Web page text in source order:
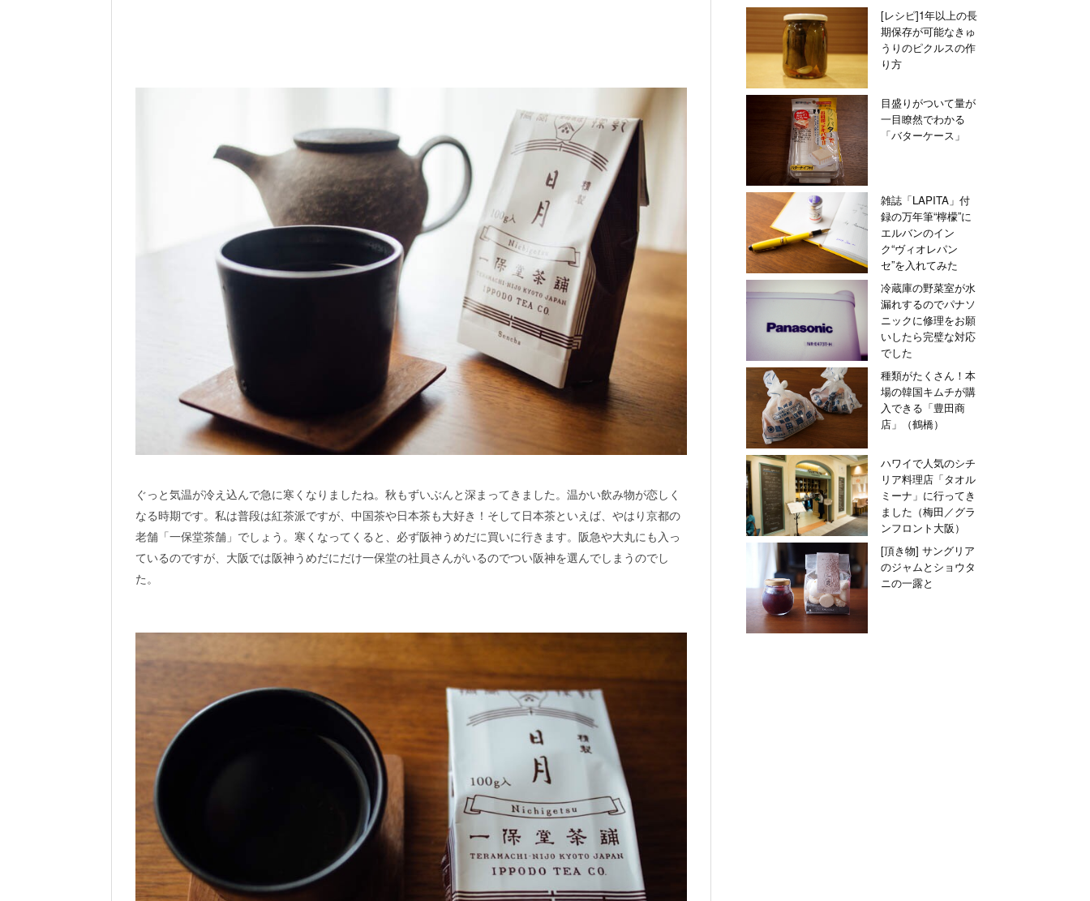
ぐっと気温が冷え込んで急に寒くなりましたね。秋もずいぶんと深まってきました。温かい飲み物が恋しく
なる時期です。私は普段は紅茶派ですが、中国茶や日本茶も大好き！そして日本茶といえば、やはり京都の
老舗「一保堂茶舗」でしょう。寒くなってくると、必ず阪神うめだに買いに行きます。阪急や大丸にも入っ
ているのですが、大阪では阪神うめだにだけ一保堂の社員さんがいるのでつい阪神を選んでしまうのでし
た。
[レシピ]1年以上の長
期保存が可能なきゅ
うりのピクルスの作
り方
目盛りがついて量が
一目瞭然でわかる
「バターケース」
雑誌「LAPITA」付
録の万年筆“檸檬”に
エルバンのイン
ク“ヴィオレパン
セ”を入れてみた
冷蔵庫の野菜室が水
漏れするのでパナソ
ニックに修理をお願
いしたら完璧な対応
でした
種類がたくさん！本
場の韓国キムチが購
入できる「豊田商
店」（鶴橋）
ハワイで人気のシチ
リア料理店「タオル
ミーナ」に行ってき
ました（梅田／グラ
ンフロント大阪）
[頂き物] サングリア
のジャムとショウタ
ニの一露と